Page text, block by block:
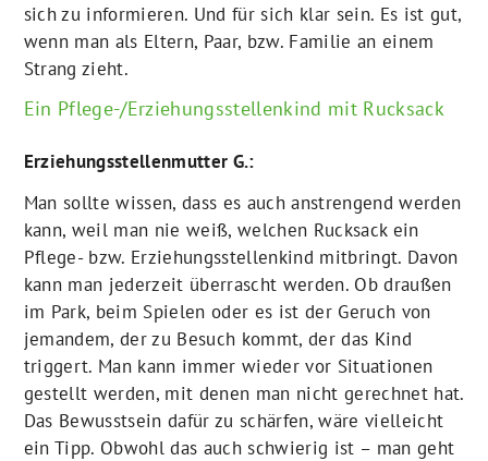
sich zu informieren. Und für sich klar sein. Es ist gut,
wenn man als Eltern, Paar, bzw. Familie an einem
Strang zieht.
Ein Pflege-/Erziehungsstellenkind mit Rucksack
Erziehungsstellenmutter G.:
Man sollte wissen, dass es auch anstrengend werden
kann, weil man nie weiß, welchen Rucksack ein
Pflege- bzw. Erziehungsstellenkind mitbringt. Davon
kann man jederzeit überrascht werden. Ob draußen
im Park, beim Spielen oder es ist der Geruch von
jemandem, der zu Besuch kommt, der das Kind
triggert. Man kann immer wieder vor Situationen
gestellt werden, mit denen man nicht gerechnet hat.
Das Bewusstsein dafür zu schärfen, wäre vielleicht
ein Tipp. Obwohl das auch schwierig ist – man geht